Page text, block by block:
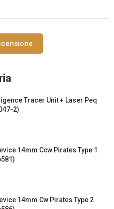
Tracer Unit + Laser Peq
2)
14mm Ccw Pirates Type 1
14mm Cw Pirates Type 2